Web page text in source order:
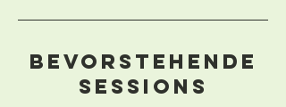
Bevorstehende
Sessions